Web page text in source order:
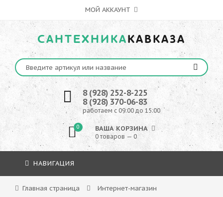
МОЙ АККАУНТ
САНТЕХНИКАКАВКАЗА
8 (928) 252-8-225
8 (928) 370-06-83
работаем с 09:00 до 15:00
0 ВАША КОРЗИНА
0 товаров — 0
НАВИГАЦИЯ
Главная страница Интернет-магазин